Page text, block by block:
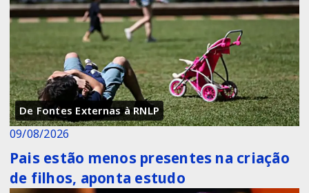
De Fontes Externas à RNLP
09/08/2026
Pais estão menos presentes na criação
de filhos, aponta estudo